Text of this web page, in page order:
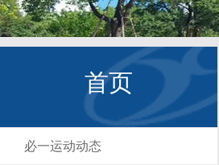
首页
必一运动动态